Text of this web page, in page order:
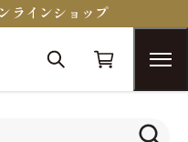
インショップ